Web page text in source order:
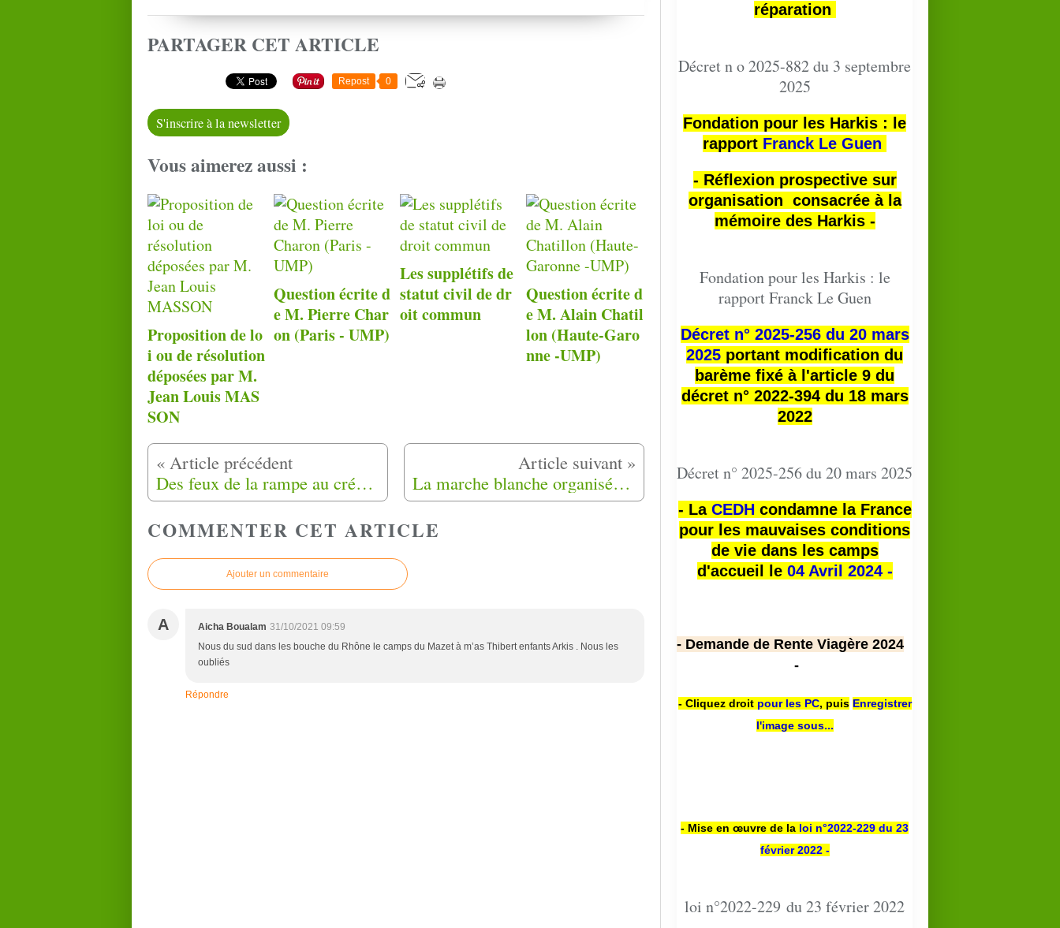
PARTAGER CET ARTICLE
Repost 0
S'inscrire à la newsletter
Vous aimerez aussi :
Proposition de lo
i ou de résolution
déposées par M.
Jean Louis MAS
SON
Question écrite d
e M. Pierre Char
on (Paris - UMP)
Les supplétifs de
statut civil de dr
oit commun
Question écrite d
e M. Alain Chatil
lon (Haute-Garo
nne -UMP)
Des feux de la rampe au crépuscule des illusions, de Ahmed Rafa La marche blanche organisée samedi pour "réclamer justice" pour Caïma Mazouz, morte dans un accident de voiture Manosque (04)
COMMENTER CET ARTICLE
Ajouter un commentaire
A Aicha Boualam 31/10/2021 09:59
Nous du sud dans les bouche du Rhône le camps du Mazet à m’as Thibert enfants Arkis . Nous les
oubliés
Répondre
réparation
Décret n o 2025-882 du 3 septembre
2025
Fondation pour les Harkis : le
rapport Franck Le Guen
- Réflexion prospective sur
organisation consacrée à la
mémoire des Harkis -
Fondation pour les Harkis : le
rapport Franck Le Guen
Décret n° 2025-256 du 20 mars
2025 portant modification du
barème fixé à l'article 9 du
décret n° 2022-394 du 18 mars
2022
Décret n° 2025-256 du 20 mars 2025
- La CEDHcondamne la France
pour les mauvaises conditions
de vie dans les camps
d'accueil le 04 Avril 2024 -
- Demande de Rente Viagère 2024
-
- Cliquez droit pour les PC, puis Enregistrer
l'image sous...
- Mise en œuvre de la loi n°2022-229 du 23
février 2022 -
loi n°2022-229 du 23 février 2022